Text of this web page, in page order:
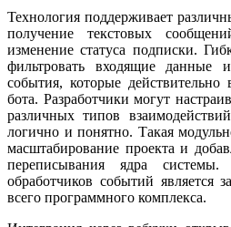
Технология поддерживает
получение текстовых
изменение статуса подписки.
фильтровать входящие данные
события, которые
бота. Разработчики могут
различных типов
логично и понятно. Такая
масштабирование проекта и
переписывания ядра системы.
обработчиков событий является
всего программного комплекса.